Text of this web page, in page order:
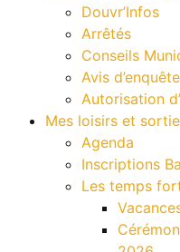
Douvr’Infos
Arrêtés
Conseils
Avis
Autorisation
Mes loisirs et
Agenda
Inscriptions
Les temps